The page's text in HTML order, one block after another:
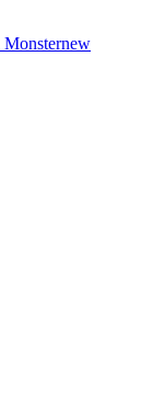
Monsternew